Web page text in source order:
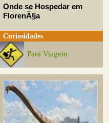
Onde se Hospedar em
FlorenÃ§a
Curiosidades
Para Viagem